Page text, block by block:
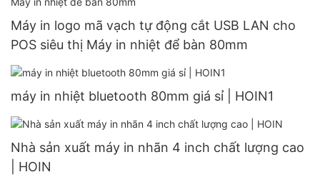
Máy in logo mã vạch tự động cắt USB LAN cho
POS siêu thị Máy in nhiệt để bàn 80mm
máy in nhiệt bluetooth 80mm giá sỉ | HOIN1
Nhà sản xuất máy in nhãn 4 inch chất lượng cao
| HOIN